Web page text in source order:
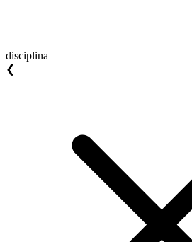
disciplina
❮